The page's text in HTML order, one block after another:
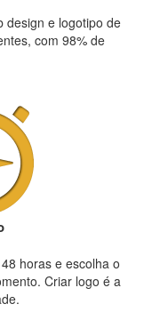
design e logotipo de
com 98% de
horas e escolha o
Criar logo é a